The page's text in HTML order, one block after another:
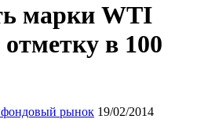
марки WTI
в 100
фондовый рынок 19/02/2014